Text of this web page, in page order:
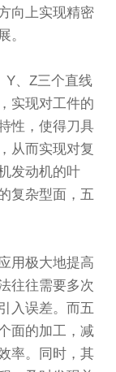
向上实现精密
。
、Z三个直线
实现对工件的
性，使得刀具
从而实现对复
发动机的叶
复杂型面，五
用极大地提高
往往需要多次
入误差。而五
面的加工，减
率。同时，其